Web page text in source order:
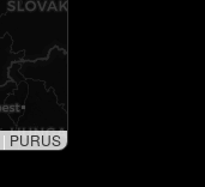
| PURUS